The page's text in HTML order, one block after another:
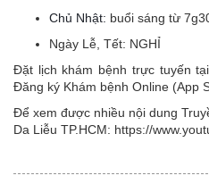
Chủ Nhật: buổi sáng từ
Ngày Lễ, Tết: NGHỈ
Đặt lịch khám bệnh trực tuyến
Đăng ký Khám bệnh Online (App
Để xem được nhiều nội dung
Da Liễu TP.HCM: https://